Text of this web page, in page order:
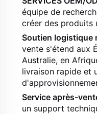
équipe de
créer des produits
Soutien logistique
vente s'étend aux
Australie, en
livraison rapide et
Service après-
un support